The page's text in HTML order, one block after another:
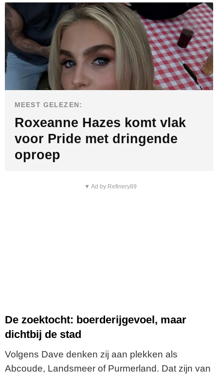
MEEST GELEZEN:
Roxeanne Hazes komt vlak
voor Pride met dringende
oproep
▼ Ad by Refinery89
De zoektocht: boerderijgevoel, maar
dichtbij de stad
Volgens Dave denken zij aan plekken als
Abcoude, Landsmeer of Purmerland. Dat zijn van